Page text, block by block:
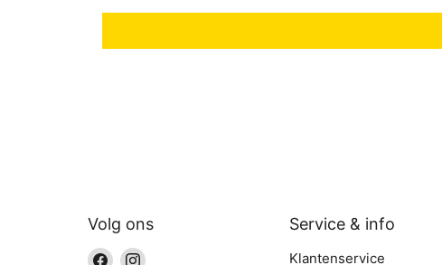
Volg ons
Vind Vind
Service & info
Klantenservice